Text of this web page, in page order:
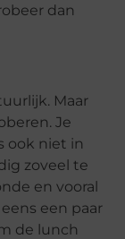
dan
Maar
Je
ook niet in
zoveel te
en vooral
een paar
de lunch